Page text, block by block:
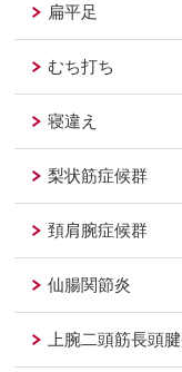
扁平足
むち打ち
寝違え
梨状筋症候群
頚肩腕症候群
仙腸関節炎
上腕二頭筋長頭